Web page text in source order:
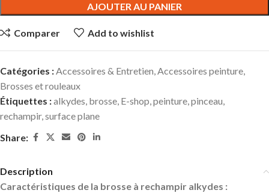
AJOUTER AU PANIER
Comparer Add to wishlist
Catégories :Accessoires & Entretien,Accessoires peinture,
Brosses et rouleaux
Étiquettes :alkydes, brosse, E-shop,peinture,pinceau,
rechampir,surface plane
Share:
Description
Caractéristiques de la brosse à rechampir alkydes :